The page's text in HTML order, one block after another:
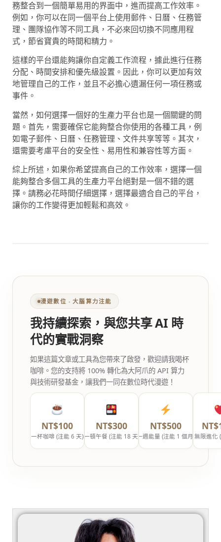
務整合到一個簡單易用的界面中，進而提高工作效率。
例如，你可以在同一個平台上使用郵件、日曆、任務管
理、團隊協作等不同工具，不必來回切換不同應用程
式，節省寶貴的時間和精力。
這樣的平台還能夠讓你自定義工作流程，據此進行任務
分配、時間安排和優先級設置。因此，你可以更加有效
地管理自己的工作，並且不必擔心遺漏任何一項任務或
事件。
當然，如何選擇一個好的生產力平台也是一個關鍵的問
題。首先，需要確保它能夠整合你使用的各種工具，例
如電子郵件、日曆、任務管理、文件共享等等。其次，
還需要考慮平台的安全性、易用性和兼容性等方面。
綜上所述，如果你希望提高自己的工作效率，選擇一個
能夠整合多個工具的生產力平台絕對是一個不錯的選
擇。請務必花時間仔細選擇，選擇最適合自己的平台，
讓你的工作變得更加輕鬆和高效。
漫遊數位 ‧ 大腦算力注能
我持續探索，與您共享 AI 時
代的實戰洞察
如果這篇文章或工具為您帶來了啟發，歡迎請我喝杯
咖啡。您的支持將 100% 轉化為大阿爪的 API 算力
與技術研發基金，讓我們一同在數位時代漫遊！
NT$100
一杯咖啡 (注能 6 天)
NT$300
一頓午餐 (注能 18 天)
NT$500
一週能量 (注能 1 個月)無限進化